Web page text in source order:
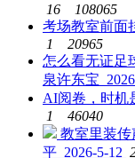
16
108065
考场教室前面
1
20965
怎么看无证足
泉许东宝
AI阅卷，时机
1
46040
教室里装传
平 2026-5-12